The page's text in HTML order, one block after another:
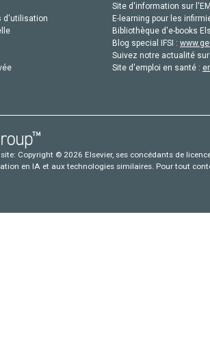
d'utilisation
Site d'information sur
E-learning pour les
Bibliothèque d'e-books
Blog special IFSI :
Suivez notre actualité
Site d'emploi en santé :
Copyright © 2026 Elsevier, ses concédants de
en IA et aux technologies similaires. Pour tout